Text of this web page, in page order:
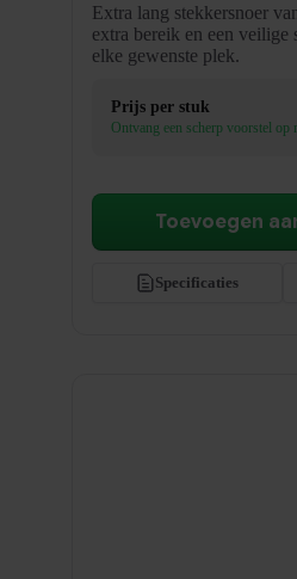
Extra lang stekkersnoer
extra bereik en een
elke gewenste plek.
Prijs per stuk
Ontvang een scherp voorstel op
Specificaties
Toevoegen